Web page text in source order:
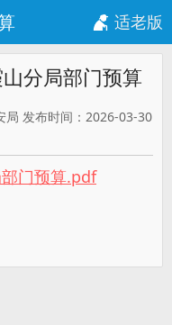
适老版
分局部门预算
局 发布时间：2026-03-30
门预算.pdf